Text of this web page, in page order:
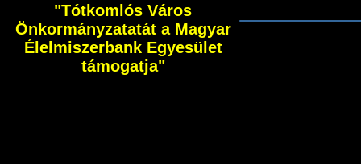
"Tótkomlós Város
Önkormányzatatát a Magyar
Élelmiszerbank Egyesület
támogatja"